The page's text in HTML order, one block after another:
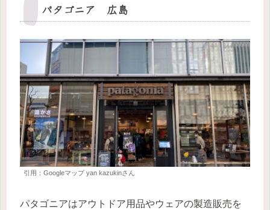
パタゴニア 広島
引用：Googleマップ yan kazukinさん
パタゴニアはアウトドア用品やウェアの製造販売を